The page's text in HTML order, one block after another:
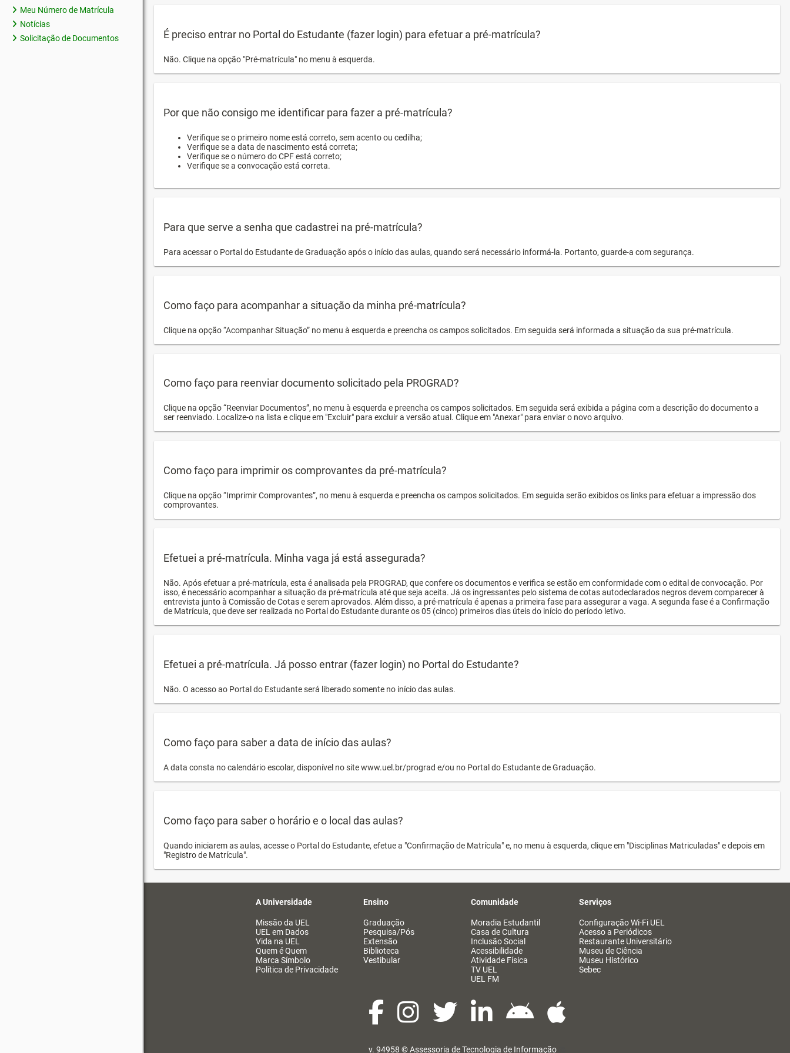
Meu Número de Matrícula
Notícias
Solicitação de Documentos
É preciso entrar no Portal do Estudante (fazer login) para efetuar a pré-matrícula?
Não. Clique na opção "Pré-matrícula" no menu à esquerda.
Por que não consigo me identificar para fazer a pré-matrícula?
Verifique se o primeiro nome está correto, sem acento ou cedilha;
Verifique se a data de nascimento está correta;
Verifique se o número do CPF está correto;
Verifique se a convocação está correta.
Para que serve a senha que cadastrei na pré-matrícula?
Para acessar o Portal do Estudante de Graduação após o início das aulas, quando será necessário informá-la. Portanto, guarde-a com segurança.
Como faço para acompanhar a situação da minha pré-matrícula?
Clique na opção “Acompanhar Situação” no menu à esquerda e preencha os campos solicitados. Em seguida será informada a situação da sua pré-matrícula.
Como faço para reenviar documento solicitado pela PROGRAD?
Clique na opção “Reenviar Documentos”, no menu à esquerda e preencha os campos solicitados. Em seguida será exibida a página com a descrição do documento a
ser reenviado. Localize-o na lista e clique em "Excluir" para excluir a versão atual. Clique em "Anexar" para enviar o novo arquivo.
Como faço para imprimir os comprovantes da pré-matrícula?
Clique na opção “Imprimir Comprovantes”, no menu à esquerda e preencha os campos solicitados. Em seguida serão exibidos os links para efetuar a impressão dos
comprovantes.
Efetuei a pré-matrícula. Minha vaga já está assegurada?
Não. Após efetuar a pré-matrícula, esta é analisada pela PROGRAD, que confere os documentos e verifica se estão em conformidade com o edital de convocação. Por
isso, é necessário acompanhar a situação da pré-matrícula até que seja aceita. Já os ingressantes pelo sistema de cotas autodeclarados negros devem comparecer à
entrevista junto à Comissão de Cotas e serem aprovados. Além disso, a pré-matrícula é apenas a primeira fase para assegurar a vaga. A segunda fase é a Confirmação
de Matrícula, que deve ser realizada no Portal do Estudante durante os 05 (cinco) primeiros dias úteis do início do período letivo.
Efetuei a pré-matrícula. Já posso entrar (fazer login) no Portal do Estudante?
Não. O acesso ao Portal do Estudante será liberado somente no início das aulas.
Como faço para saber a data de início das aulas?
A data consta no calendário escolar, disponível no site www.uel.br/prograd e/ou no Portal do Estudante de Graduação.
Como faço para saber o horário e o local das aulas?
Quando iniciarem as aulas, acesse o Portal do Estudante, efetue a "Confirmação de Matrícula" e, no menu à esquerda, clique em "Disciplinas Matriculadas" e depois em
"Registro de Matrícula".
A Universidade
Missão da UEL
UEL em Dados
Vida na UEL
Quem é Quem
Marca Símbolo
Política de Privacidade
Ensino
Graduação
Pesquisa/Pós
Extensão
Biblioteca
Vestibular
Comunidade
Moradia Estudantil
Casa de Cultura
Inclusão Social
Acessibilidade
Atividade Física
TV UEL
UEL FM
Serviços
Configuração Wi-Fi UEL
Acesso a Periódicos
Restaurante Universitário
Museu de Ciência
Museu Histórico
Sebec
v. 94958 ©Assessoria de Tecnologia de Informação